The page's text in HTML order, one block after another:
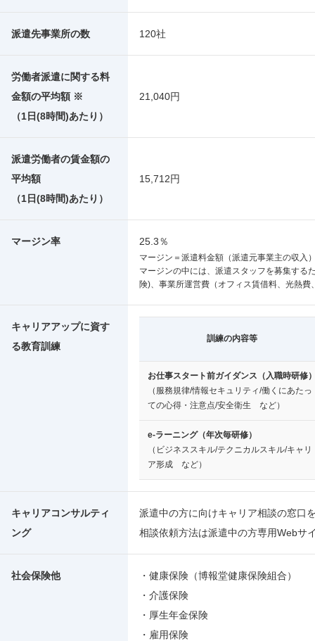
派遣先事業所の数 120社
労働者派遣に関する料
金額の平均額 ※
（1日(8時間)あたり）
21,040円
派遣労働者の賃金額の
平均額
（1日(8時間)あたり）
15,712円
マージン率 25.3％
マージン＝派遣料金額（派遣元事業主の収入
マージンの中には、派遣スタッフを募集する
険)、事業所運営費（オフィス賃借料、光熱
キャリアアップに資す
る教育訓練
訓練の内容等
お仕事スタート前ガイダンス（入職時研修
（服務規律/情報セキュリティ/働くにあたっ
ての心得・注意点/安全衛生 など）
e-ラーニング（年次毎研修）
（ビジネススキル/テクニカルスキル/キャリ
ア形成 など）
キャリアコンサルティ
ング
派遣中の方に向けキャリア相談の窓口
相談依頼方法は派遣中の方専用Webサ
社会保険他
・健康保険（博報堂健康保険組合）
・介護保険
・厚生年金保険
・雇用保険